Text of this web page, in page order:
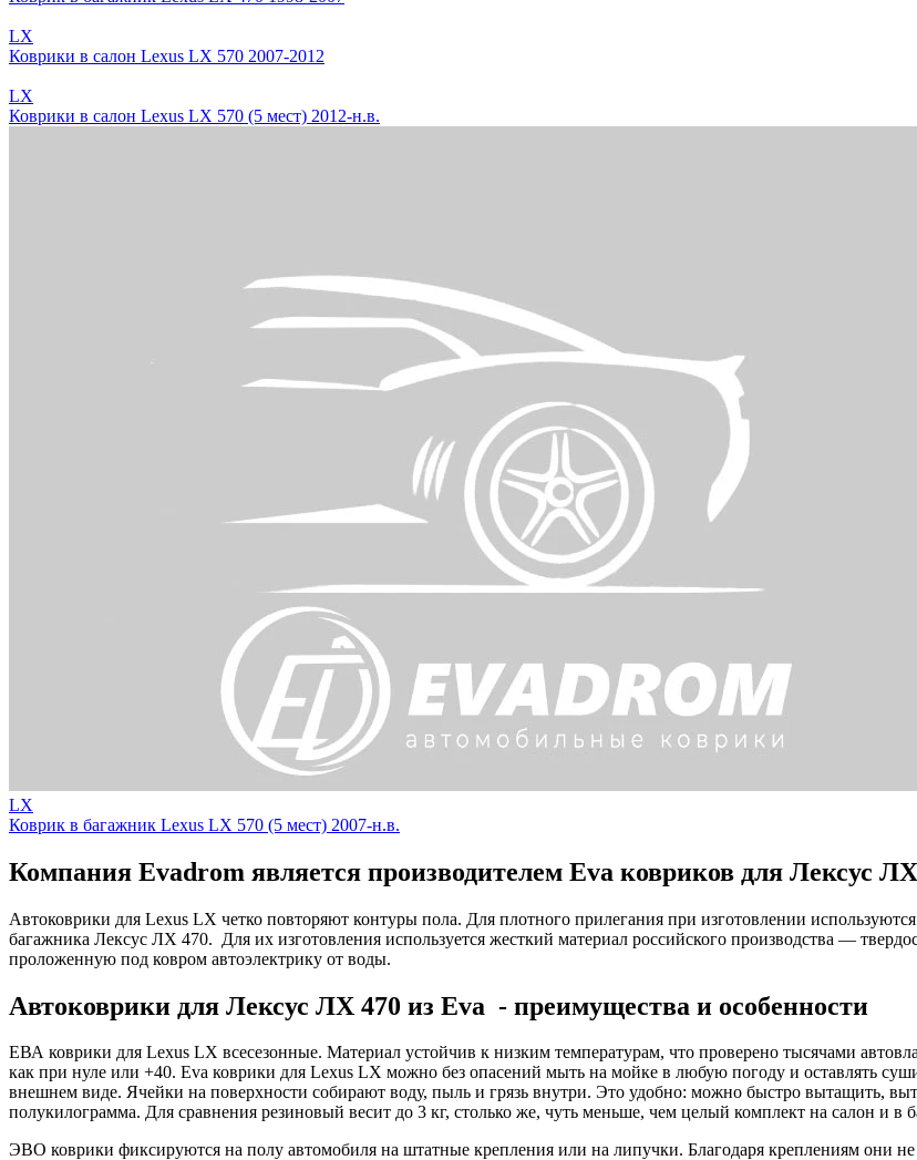
LX
Коврики в салон Lexus LX 570 2007-2012
LX
Коврики в салон Lexus LX 570 (5 мест) 2012-н.в.
LX
Коврик в багажник Lexus LX 570 (5 мест) 2007-н.в.
Компания Evadrom является производителем Eva ковриков для Лексус
Автоковрики для Lexus LX четко повторяют контуры пола. Для плотного прилегания при изготовлении
багажника Лексус ЛХ 470. Для их изготовления используется жесткий материал российского производства —
проложенную под ковром автоэлектрику от воды.
Автоковрики для Лексус ЛХ 470 из Eva - преимущества и особенности
ЕВА коврики для Lexus LX всесезонные. Материал устойчив к низким температурам, что проверено тысячами
как при нуле или +40. Eva коврики для Lexus LX можно без опасений мыть на мойке в любую погоду и оставлять
внешнем виде. Ячейки на поверхности собирают воду, пыль и грязь внутри. Это удобно: можно быстро вытащить,
полукилограмма. Для сравнения резиновый весит до 3 кг, столько же, чуть меньше, чем целый комплект на салон и
ЭВО коврики фиксируются на полу автомобиля на штатные крепления или на липучки. Благодаря креплениям они